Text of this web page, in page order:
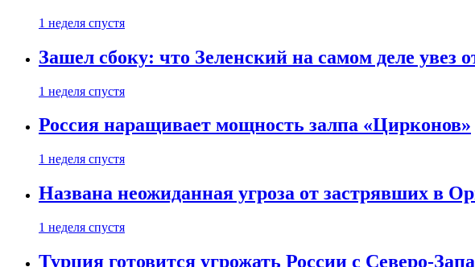
1 неделя спустя
Зашел сбоку: что Зеленский на самом деле увез
1 неделя спустя
Россия наращивает мощность залпа «Цирконов»
1 неделя спустя
Названа неожиданная угроза от застрявших в
1 неделя спустя
Турция готовится угрожать России с Северо-